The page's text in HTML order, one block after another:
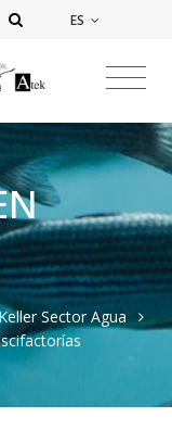
ES
Sector Agua